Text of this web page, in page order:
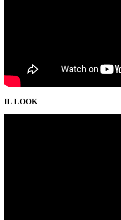
IL LOOK